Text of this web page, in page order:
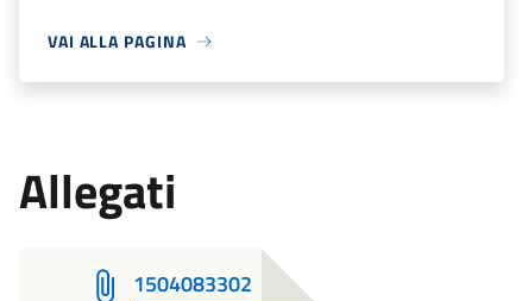
VAI ALLA PAGINA
Allegati
1504083302